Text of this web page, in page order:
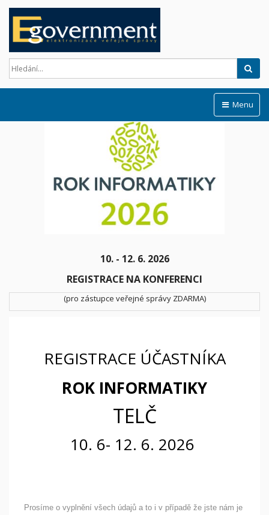
Menu
10. - 12. 6. 2026
REGISTRACE NA KONFERENCI
(pro zástupce veřejné správy ZDARMA)
REGISTRACE ÚČASTNÍKA
ROK INFORMATIKY
TELČ
10. 6- 12. 6. 2026
Prosíme o vyplnění všech údajů a to i v případě že jste nám je